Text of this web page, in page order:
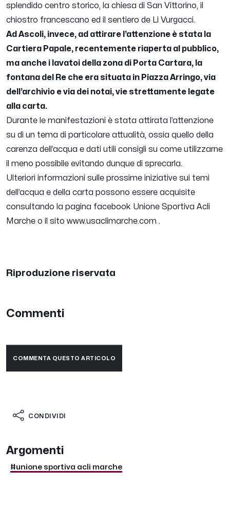
splendido centro storico, la chiesa di San Vittorino, il
chiostro francescano ed il sentiero de Li Vurgacci.
Ad Ascoli, invece, ad attirare l’attenzione è stata la
Cartiera Papale, recentemente riaperta al pubblico,
ma anche i lavatoi della zona di Porta Cartara, la
fontana del Re che era situata in Piazza Arringo, via
dell’archivio e via dei notai, vie strettamente legate
alla carta.
Durante le manifestazioni è stata attirata l’attenzione
su di un tema di particolare attualità, ossia quello della
carenza dell’acqua e dati utili consigli su come utilizzarne
il meno possibile evitando dunque di sprecarla.
Ulteriori informazioni sulle prossime iniziative sui temi
dell’acqua e della carta possono essere acquisite
consultando la pagina facebook Unione Sportiva Acli
Marche o il sito www.usaclimarche.com .
Riproduzione riservata
Commenti
COMMENTA QUESTO ARTICOLO
CONDIVIDI
Argomenti
#unione sportiva acli marche